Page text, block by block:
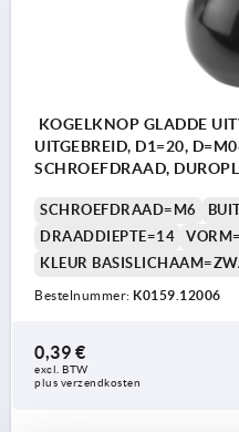
KOGELKNOP GLADDE
UITGEBREID, D1=20,
SCHROEFDRAAD,
SCHROEFDRAAD=M6
DRAADDIEPTE=14
KLEUR
Bestelnummer: K0159.12006
0,39 €
excl. BTW
plus verzendkosten